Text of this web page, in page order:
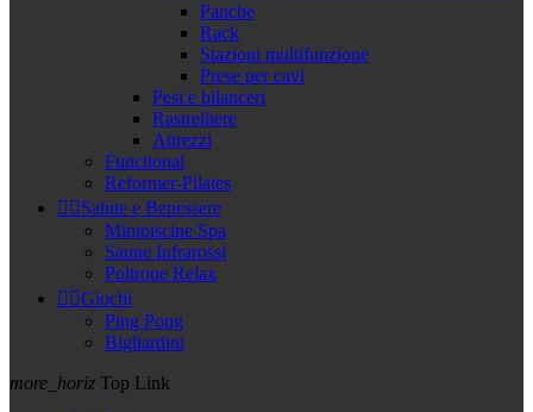
Panche
Rack
Stazioni multifunzione
Prese per cavi
Pesi e bilanceri
Rastrelliere
Attrezzi
Functional
Reformer-Pilates
 Salute e Benessere
Minipiscine Spa
Saune Infrarossi
Poltrone Relax
 Giochi
Ping Pong
Bigliardini
more_horiz Top Link